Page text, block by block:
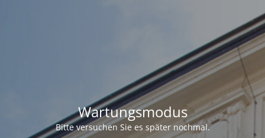
Wartungsmodus
Bitte versuchen Sie es später nochmal.